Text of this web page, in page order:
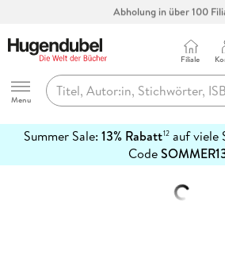
Abholung in über 100
Hugendubel
Menu
Filiale
Summer Sale: 13% Rabatt12auf viele
Code
erfahren